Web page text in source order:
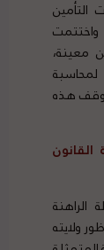
معينة،
لوقف هذه
ولايته